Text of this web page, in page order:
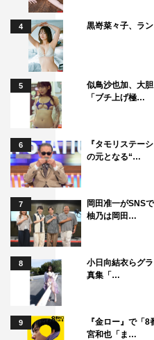
『大奥』中川翼
4 黒嵜菜々子、ラ
5
似鳥沙也加、大
「ブチ上げ極…
6
『タモリステー
の元となる“…
7
岡田准一がSNS
柚乃は岡田…
8
小日向結衣らグ
真集「…
9
『金ロー』で「
宮和也「ま…